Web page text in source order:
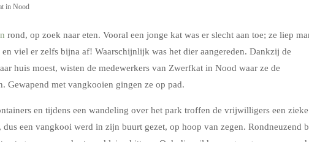
in Nood
rond, op zoek naar eten. Vooral een jonge kat was er slecht aan toe; ze liep
viel er zelfs bijna af! Waarschijnlijk was het dier aangereden. Dankzij de
huis moest, wisten de medewerkers van Zwerfkat in Nood waar ze de
Gewapend met vangkooien gingen ze op pad.
en tijdens een wandeling over het park troffen de vrijwilligers een zieke
dus een vangkooi werd in zijn buurt gezet, op hoop van zegen. Rondneuzend